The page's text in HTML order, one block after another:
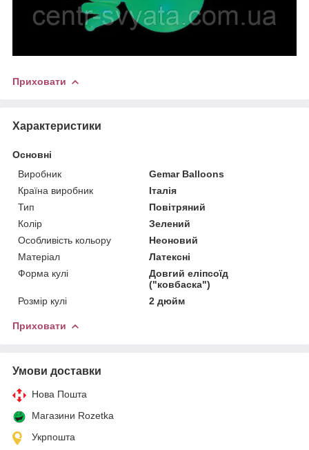
Приховати
Характеристики
Основні
Виробник
Gemar Balloons
Країна виробник
Італія
Тип
Повітряний
Колір
Зелений
Особливість кольору
Неоновий
Матеріал
Латексні
Форма кулі
Довгий еліпсоїд
("ковбаска")
Розмір кулі
2 дюйм
Приховати
Умови доставки
Нова Пошта
Магазини Rozetka
Укрпошта